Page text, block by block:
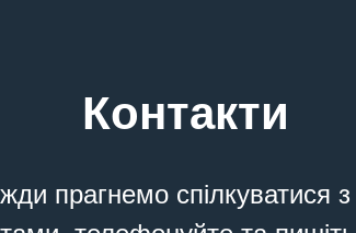
Контакти
прагнемо спілкуватися